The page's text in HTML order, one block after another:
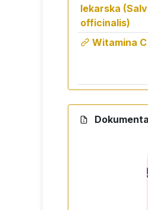
lekarska
officinalis)
Witamina C